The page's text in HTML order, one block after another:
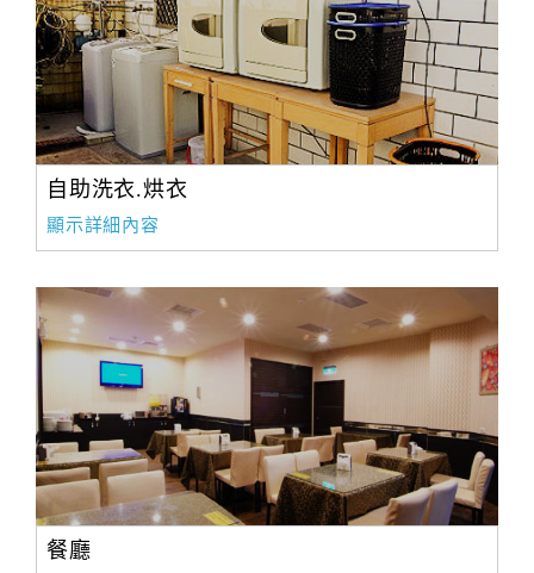
自助洗衣.烘衣
顯示詳細內容
餐廳